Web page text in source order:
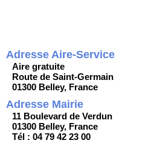
Adresse Aire-Service
Aire gratuite
Route de Saint-Germain
01300 Belley, France
Adresse Mairie
11 Boulevard de Verdun
01300 Belley, France
Tél : 04 79 42 23 00